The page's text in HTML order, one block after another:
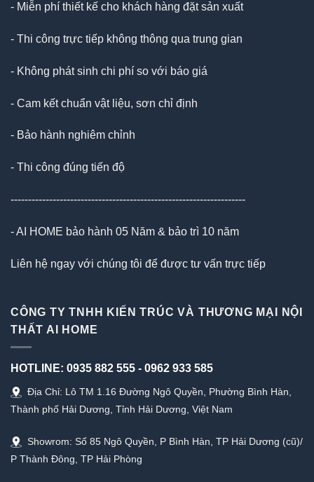
- Miễn phí thiết kế cho khách hàng đặt sản xuất
- Thi công trực tiếp không thông qua trung gian
- Không phát sinh chi phí so với báo giá
- Cam kết chuẩn vật liệu, sơn chỉ định
- Bảo hành nghiêm chỉnh
- Thi công đúng tiến độ
-------------------------------------------------------------------
- AI HOME bảo hành 05 Năm & bảo trì 10 năm
Liên hệ ngay với chúng tôi để được tư vấn trực tiếp
CÔNG TY TNHH KIẾN TRÚC VÀ THƯƠNG MẠI NỘI
THẤT AI HOME
HOTLINE: 0935 882 555 - 0962 933 585
Địa Chỉ: Lô TM 1.16 Đường Ngô Quyền, Phường Bình Hàn,
Thành phố Hải Dương, Tỉnh Hải Dương, Việt Nam
Showrom: Số 85 Ngô Quyền, P Bình Hàn, TP Hải Dương (cũ)/
P Thành Đông, TP Hải Phòng